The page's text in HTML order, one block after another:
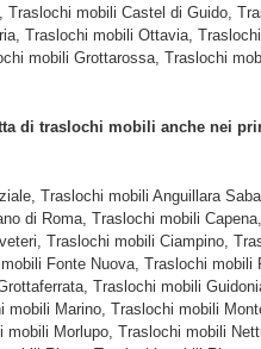
Traslochi mobili Castel di Guido,
Traslochi mobili Ottavia,
mobili Grottarossa, Traslochi
di traslochi mobili anche nei
Traslochi mobili Anguillara
di Roma, Traslochi mobili
Traslochi mobili Ciampino,
Fonte Nuova, Traslochi
Traslochi mobili
mobili Marino, Traslochi mobili
mobili Morlupo, Traslochi mobili